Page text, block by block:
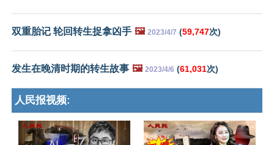
双重胎记 轮回转生捉拿凶手 🖼️ 2023/4/7 (59,747次)
发生在晚清时期的转生故事 🖼️ 2023/4/6 (61,031次)
人民报视频: